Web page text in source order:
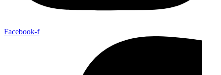
Facebook-f